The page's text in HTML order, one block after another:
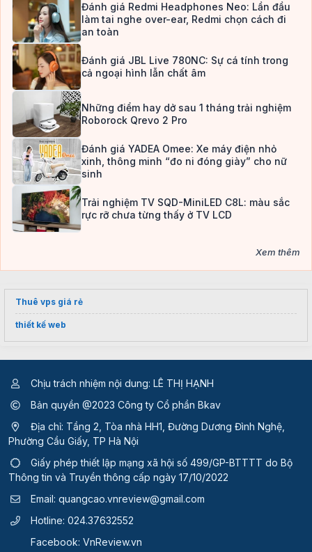
Đánh giá Redmi Headphones Neo: Lần đầu
làm tai nghe over-ear, Redmi chọn cách đi
an toàn
Đánh giá JBL Live 780NC: Sự cá tính trong
cả ngoại hình lẫn chất âm
Những điểm hay dở sau 1 tháng trải nghiệm
Roborock Qrevo 2 Pro
Đánh giá YADEA Omee: Xe máy điện nhỏ
xinh, thông minh “đo ni đóng giày” cho nữ
sinh
Trải nghiệm TV SQD-MiniLED C8L: màu sắc
rực rỡ chưa từng thấy ở TV LCD
Xem thêm
Thuê vps giá rẻ
thiết kế web
Chịu trách nhiệm nội dung: LÊ THỊ HẠNH
Bản quyền @2023 Công ty Cổ phần Bkav
Địa chỉ: Tầng 2, Tòa nhà HH1, Đường Dương Đình Nghệ,
Phường Cầu Giấy, TP Hà Nội
Giấy phép thiết lập mạng xã hội số 499/GP-BTTTT do Bộ
Thông tin và Truyền thông cấp ngày 17/10/2022
Email: quangcao.vnreview@gmail.com
Hotline: 024.37632552
Facebook: VnReview.vn